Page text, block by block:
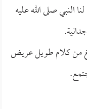
صلى الله عليه
من كلام طويل عريض